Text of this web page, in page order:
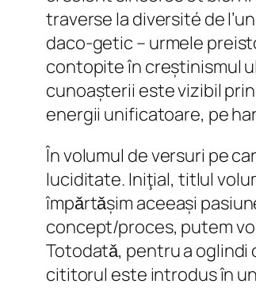
traverse la diversité de
daco-getic – urmele
contopite în creștinismul
cunoașterii este vizibil
energii unificatoare, pe
În volumul de versuri pe
luciditate. Iniţial, titlul
împǎrtǎșim aceeași
concept/proces, putem
Totodatǎ, pentru a oglindi
cititorul este introdus în